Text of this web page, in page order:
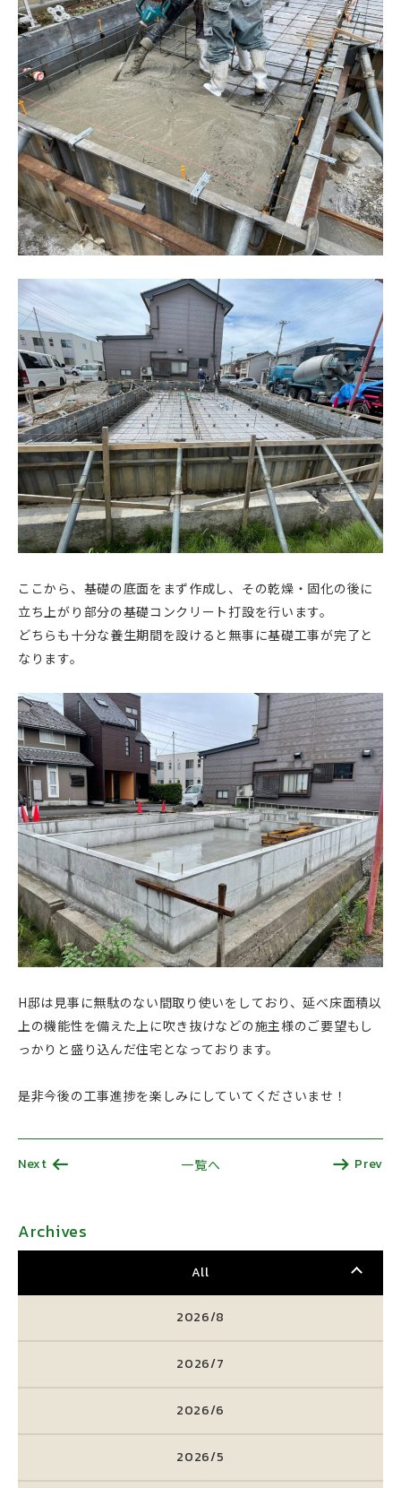
ここから、基礎の底面をまず作成し、その乾燥・固化の後に
立ち上がり部分の基礎コンクリート打設を行います。
どちらも十分な養生期間を設けると無事に基礎工事が完了と
なります。
H邸は見事に無駄のない間取り使いをしており、延べ床面積以
上の機能性を備えた上に吹き抜けなどの施主様のご要望もし
っかりと盛り込んだ住宅となっております。
是非今後の工事進捗を楽しみにしていてくださいませ！
Next 一覧へ Prev
Archives
All
2026/8
2026/7
2026/6
2026/5